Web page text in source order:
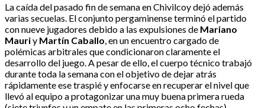
La caída del pasado fin de semana en Chivilcoy dejó además
varias secuelas. El conjunto pergaminense terminó el partido
con nueve jugadores debido a las expulsiones de Mariano
Mauriy Martín Caballo, en un encuentro cargado de
polémicas arbitrales que condicionaron claramente el
desarrollo del juego. A pesar de ello, el cuerpo técnico trabajó
durante toda la semana con el objetivo de dejar atrás
rápidamente ese traspié y enfocarse en recuperar el nivel que
llevó al equipo a protagonizar una muy buena primera rueda